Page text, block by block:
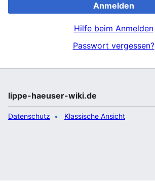
Anmelden
Hilfe beim Anmelden
Passwort vergessen?
lippe-haeuser-wiki.de
Datenschutz Klassische Ansicht